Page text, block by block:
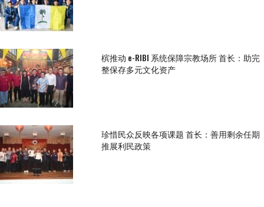
槟推动 e-RIBI 系统保障宗教场所 首长：助完
整保存多元文化资产
珍惜民众反映各项课题 首长：善用剩余任期
推展利民政策